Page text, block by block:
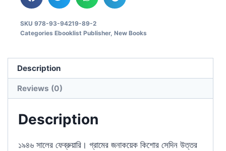
SKU 978-93-94219-89-2
Categories Ebooklist Publisher, New Books
Description
Reviews (0)
Description
১৯৪৬ সালের ফেব্রুয়ারি। গ্রামের জনাকয়েক কিশোর সেদিন উত্তর